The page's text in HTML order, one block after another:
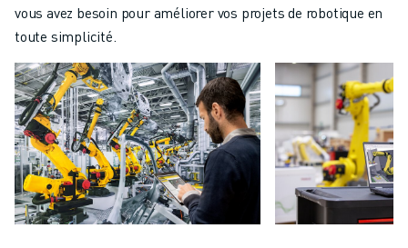
vous avez besoin pour améliorer vos projets de robotique en
toute simplicité.